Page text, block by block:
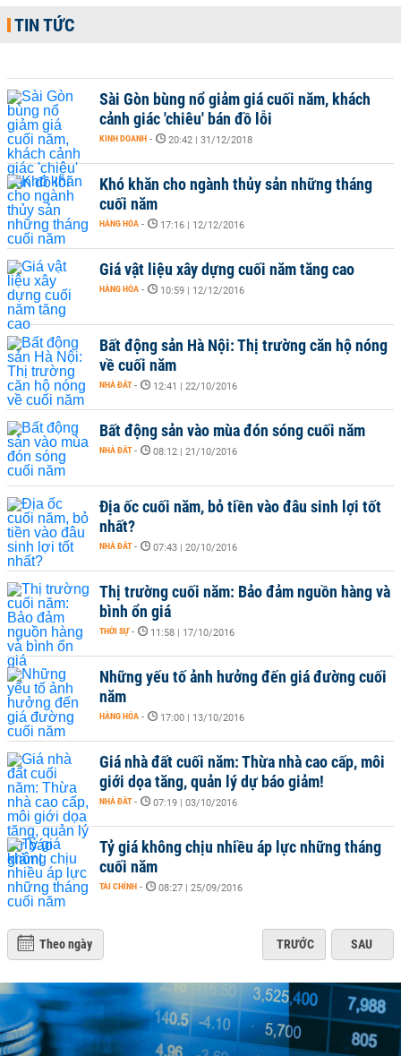
TIN TỨC
Sài Gòn bùng nổ giảm giá cuối năm, khách
cảnh giác 'chiêu' bán đồ lỗi
KINH DOANH - 20:42 | 31/12/2018
Khó khăn cho ngành thủy sản những tháng
cuối năm
HÀNG HÓA - 17:16 | 12/12/2016
Giá vật liệu xây dựng cuối năm tăng cao
HÀNG HÓA - 10:59 | 12/12/2016
Bất động sản Hà Nội: Thị trường căn hộ nóng
về cuối năm
NHÀ ĐẤT - 12:41 | 22/10/2016
Bất động sản vào mùa đón sóng cuối năm
NHÀ ĐẤT - 08:12 | 21/10/2016
Địa ốc cuối năm, bỏ tiền vào đâu sinh lợi tốt
nhất?
NHÀ ĐẤT - 07:43 | 20/10/2016
Thị trường cuối năm: Bảo đảm nguồn hàng và
bình ổn giá
THỜI SỰ - 11:58 | 17/10/2016
Những yếu tố ảnh hưởng đến giá đường cuối
năm
HÀNG HÓA - 17:00 | 13/10/2016
Giá nhà đất cuối năm: Thừa nhà cao cấp, môi
giới dọa tăng, quản lý dự báo giảm!
NHÀ ĐẤT - 07:19 | 03/10/2016
Tỷ giá không chịu nhiều áp lực những tháng
cuối năm
TÀI CHÍNH - 08:27 | 25/09/2016
Theo ngày TRƯỚC SAU